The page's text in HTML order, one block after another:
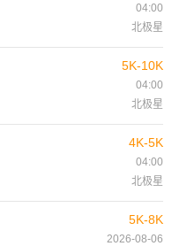
04:00
北极星
5K-10K
04:00
北极星
4K-5K
04:00
北极星
5K-8K
2026-08-06